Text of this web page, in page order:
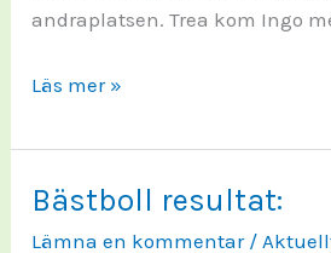
andraplatsen. Trea kom Ingo
TISDAGSGOLFEN
10:
Läs mer »
Bästboll resultat:
Lämna en kommentar /